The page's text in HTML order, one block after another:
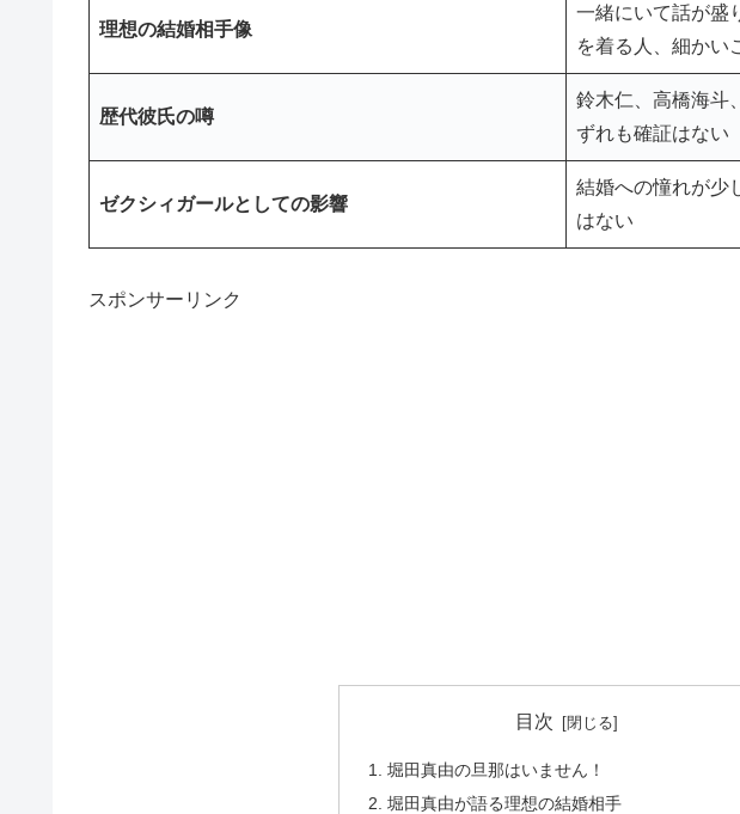
理想の結婚相手像
一緒にいて話が盛
を着る人、細かい
歴代彼氏の噂
鈴木仁、高橋海斗
ずれも確証はない
ゼクシィガールとしての影響
結婚への憧れが少
はない
スポンサーリンク
目次
堀田真由の旦那はいません！
堀田真由が語る理想の結婚相手